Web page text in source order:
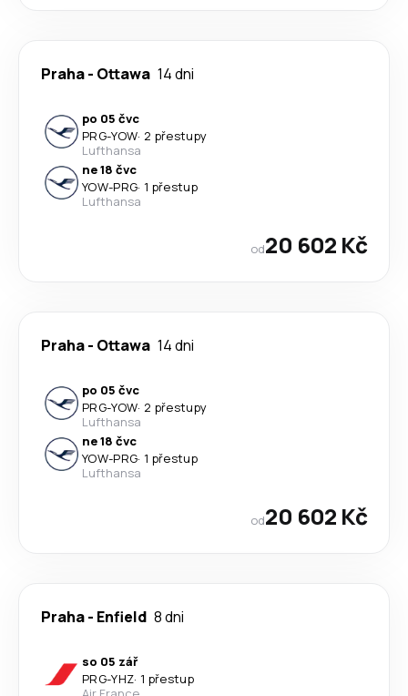
Praha- Ottawa 14 dni
po 05 čvc
PRG-YOW· 2 přestupy
Lufthansa
ne 18 čvc
YOW-PRG· 1 přestup
Lufthansa
od20 602 Kč
Praha- Ottawa 14 dni
po 05 čvc
PRG-YOW· 2 přestupy
Lufthansa
ne 18 čvc
YOW-PRG· 1 přestup
Lufthansa
od20 602 Kč
Praha- Enfield 8 dni
so 05 zář
PRG-YHZ· 1 přestup